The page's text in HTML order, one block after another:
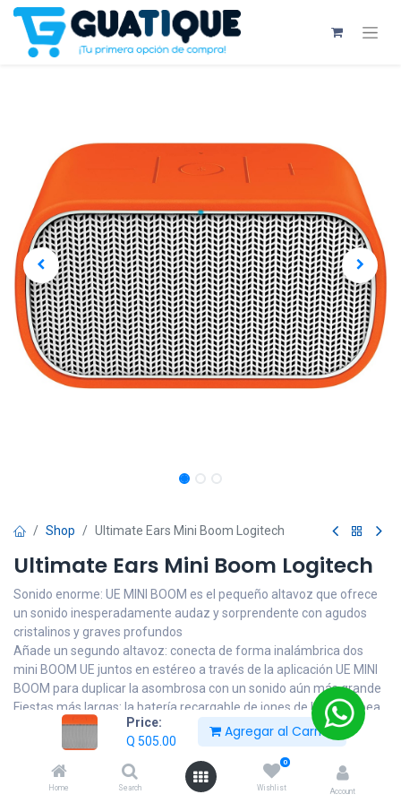
Price:
Q 505.00
Agregar al Carrito
Home Search
0
Wishlist Account
Shop Ultimate Ears Mini Boom Logitech
Ultimate Ears Mini Boom Logitech
Sonido enorme: UE MINI BOOM es el pequeño altavoz que ofrece
un sonido inesperadamente audaz y sorprendente con agudos
cristalinos y graves profundos
Añade un segundo altavoz: conecta de forma inalámbrica dos
mini BOOM UE juntos en estéreo a través de la aplicación UE MINI
BOOM para duplicar la asombrosa con un sonido aún más grande
Fiestas más largas: la batería recargable de iones de litio bombea
hasta 10 horas de ritmos de conducción en fiestas
Mejor inalámbrico: transmite música desde cualquier dispositivo
con Bluetooth de hasta 50 pies; 50% más lejos que la mayoría de
otros altavoces Bluetooth